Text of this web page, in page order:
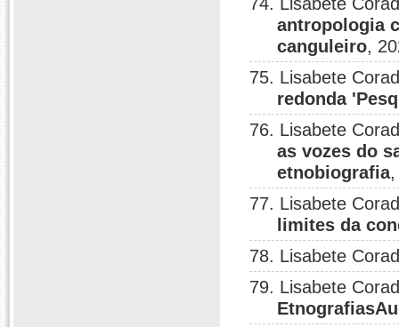
antropologia
canguleiro,
75. Lisabete
redonda
76. Lisabete
as vozes do
etnobiografia,
77. Lisabete
limites da
78. Lisabete
79. Lisabete